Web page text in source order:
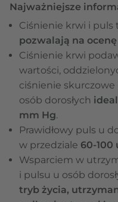
Najważniejsze
Ciśnienie krwi i puls
pozwalają na
Ciśnienie krwi
wartości,
ciśnienie skurczowe
osób dorosłych
mm Hg.
Prawidłowy puls u
w przedziale 60-100
Wsparciem w
i pulsu u osób
tryb życia,